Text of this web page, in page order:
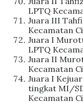
LPTQ
Juara III
Kecamatan
Juara I
LPTQ
Juara II
Kecamatan
Juara I
tingkat MI/
Kecamatan